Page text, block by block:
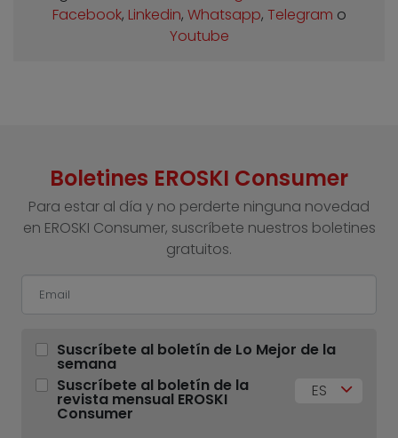
Facebook, Linkedin, Whatsapp, Telegram o
Youtube
Boletines EROSKI Consumer
Para estar al día y no perderte ninguna novedad
en EROSKI Consumer, suscríbete nuestros boletines
gratuitos.
Suscríbete al boletín de Lo Mejor de la
semana
Suscríbete al boletín de la
revista mensual EROSKI
Consumer
ES